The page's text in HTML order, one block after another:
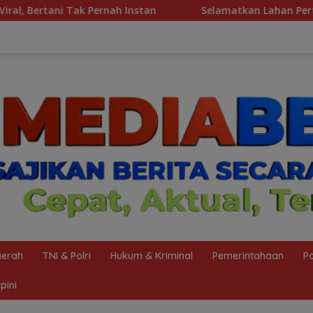
Instan Selamatkan Lahan Pertanian Brebes
TNI & Polri Hukum & Kriminal Pemerintahaan